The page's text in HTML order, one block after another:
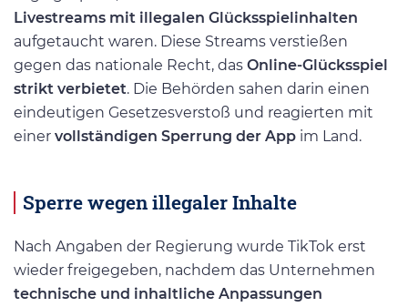
Livestreams mit illegalen Glücksspielinhalten
aufgetaucht waren. Diese Streams verstießen
gegen das nationale Recht, das Online-Glücksspiel
strikt verbietet. Die Behörden sahen darin einen
eindeutigen Gesetzesverstoß und reagierten mit
einer vollständigen Sperrung der App im Land.
Sperre wegen illegaler Inhalte
Nach Angaben der Regierung wurde TikTok erst
wieder freigegeben, nachdem das Unternehmen
technische und inhaltliche Anpassungen